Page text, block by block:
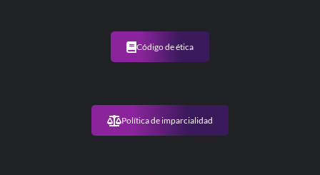
Código de ética
Política de imparcialidad